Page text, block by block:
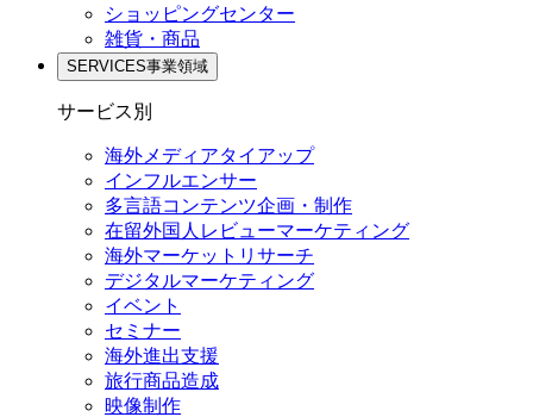
ショッピングセンター
雑貨・商品
SERVICES事業領域
サービス別
海外メディアタイアップ
インフルエンサー
多言語コンテンツ企画・制作
在留外国⼈レビューマーケティング
海外マーケットリサーチ
デジタルマーケティング
イベント
セミナー
海外進出支援
旅行商品造成
映像制作